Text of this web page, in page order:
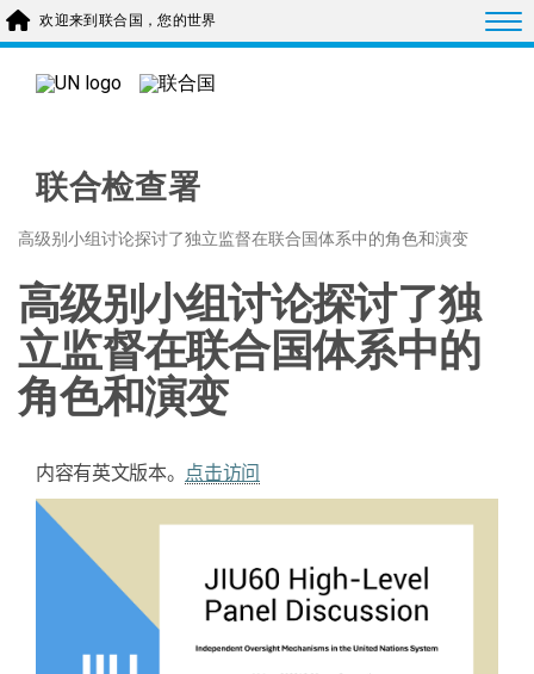
Skip to main content
欢迎来到联合国，您的世界
联合检查署
高级别小组讨论探讨了独立监督在联合国体系中的角色和演变
高级别小组讨论探讨了独
立监督在联合国体系中的
角色和演变
内容有英文版本。 点击访问
high_level_panel.png